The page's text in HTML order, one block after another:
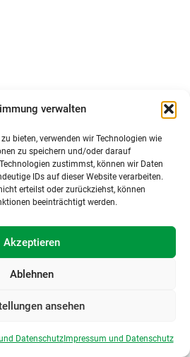
verwalten
bieten, verwenden wir Technologien wie
zu speichern und/oder darauf
zustimmst, können wir Daten
IDs auf dieser Website verarbeiten.
erteilst oder zurückziehst, können
beeinträchtigt werden.
Akzeptieren
Ablehnen
ansehen
DatenschutzImpressum und Datenschutz